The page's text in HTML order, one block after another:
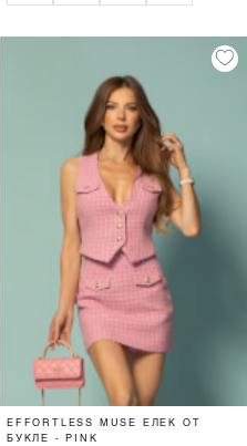
EFFORTLESS MUSE ЕЛЕК ОТ
БУКЛЕ - PINK